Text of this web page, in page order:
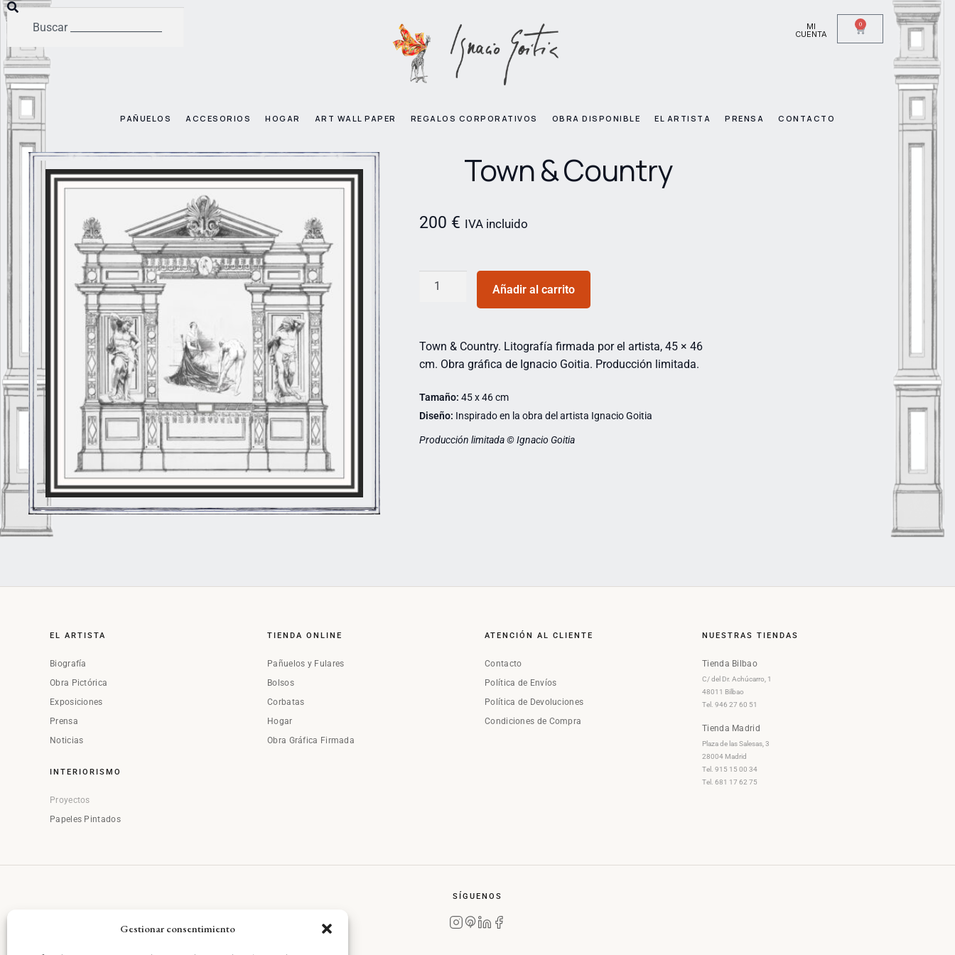
Gestionar consentimiento
MI
CUENTA
0
PAÑUELOS ACCESORIOS HOGAR ART WALL PAPER REGALOS CORPORATIVOS OBRA DISPONIBLE EL ARTISTA PRENSA CONTACTO
Town & Country
200 € IVA incluido
Añadir al carrito
Town & Country. Litografía firmada por el artista, 45 × 46
cm. Obra gráfica de Ignacio Goitia. Producción limitada.
Tamaño: 45 x 46 cm
Diseño: Inspirado en la obra del artista Ignacio Goitia
Producción limitada © Ignacio Goitia
EL ARTISTA
Biografía
Obra Pictórica
Exposiciones
Prensa
Noticias
INTERIORISMO
Proyectos
Papeles Pintados
TIENDA ONLINE
Pañuelos y Fulares
Bolsos
Corbatas
Hogar
Obra Gráfica Firmada
ATENCIÓN AL CLIENTE
Contacto
Política de Envíos
Política de Devoluciones
Condiciones de Compra
NUESTRAS TIENDAS
Tienda Bilbao
C/ del Dr. Achúcarro, 1
48011 Bilbao
Tel. 946 27 60 51
Tienda Madrid
Plaza de las Salesas, 3
28004 Madrid
Tel. 915 15 00 34
Tel. 681 17 62 75
SÍGUENOS